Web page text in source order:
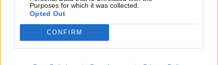
Purposes for which it was collected.
Opted Out
CONFIRM
Il pensiero di Herbert ai microfoni di